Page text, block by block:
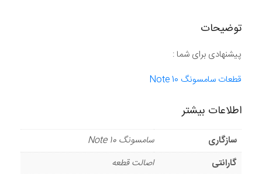
توضیحات
پیشنهادی برای شما :
قطعات سامسونگ Note 10
اطلاعات بیشتر
سازگاری
سامسونگ Note 10
گارانتی
اصالت قطعه